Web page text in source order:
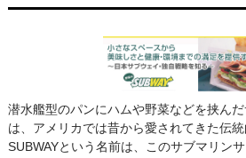
潜水艦型のパンにハムや野菜などを挟ん
は、アメリカでは昔から愛されてきた伝統
SUBWAYという名前は、このサブマリン